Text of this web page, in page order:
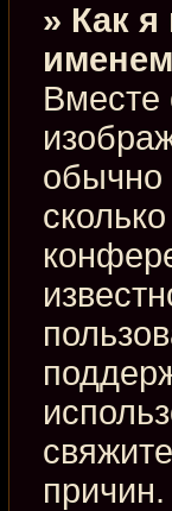
» Как
Вместе
обычно
причин.